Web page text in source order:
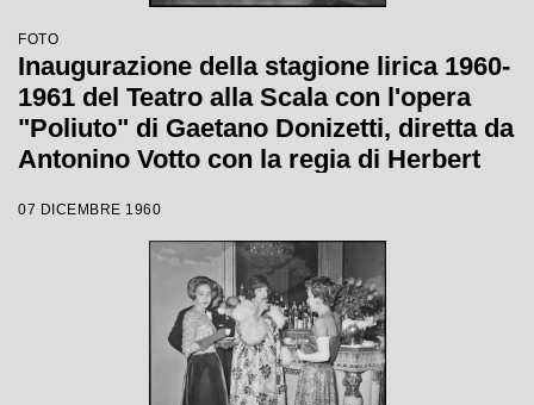
FOTO
Inaugurazione della stagione lirica 1960-
1961 del Teatro alla Scala con l'opera
"Poliuto" di Gaetano Donizetti, diretta da
Antonino Votto con la regia di Herbert
07 DICEMBRE 1960